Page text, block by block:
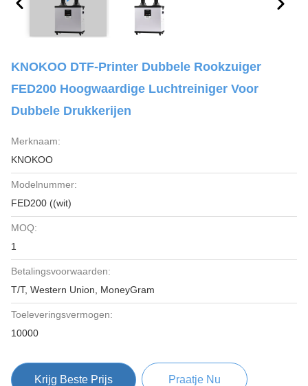
KNOKOO DTF-Printer Dubbele Rookzuiger
FED200 Hoogwaardige Luchtreiniger Voor
Dubbele Drukkerijen
Merknaam:
KNOKOO
Modelnummer:
FED200 ((wit)
MOQ:
1
Betalingsvoorwaarden:
T/T, Western Union, MoneyGram
Toeleveringsvermogen:
10000
Krijg Beste Prijs Praatje Nu